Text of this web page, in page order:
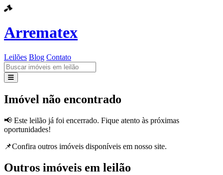
Arrematex
Leilões Blog Contato
Leilões
Imóvel não encontrado
📢 Este leilão já foi encerrado. Fique atento às próximas
oportunidades!
📌Confira outros imóveis disponíveis em nosso site.
Outros imóveis em leilão